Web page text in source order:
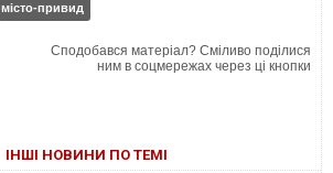
місто-привид
Сподобався матеріал? Сміливо поділися
ним в соцмережах через ці кнопки
ІНШІ НОВИНИ ПО ТЕМІ